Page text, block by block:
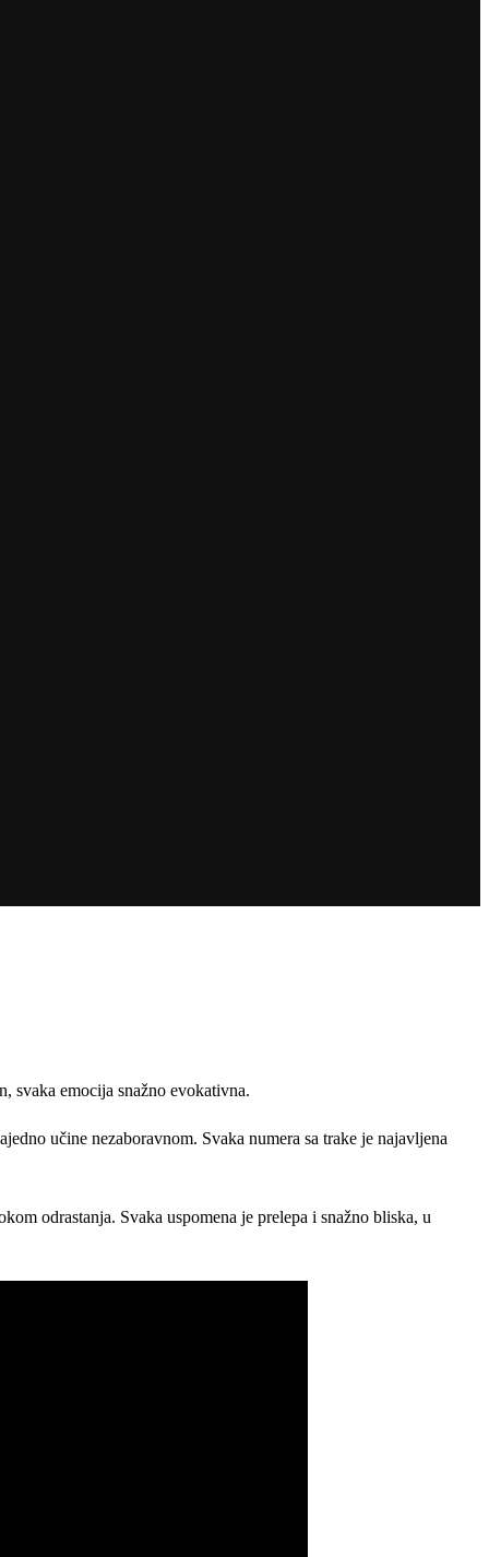
svaka emocija snažno evokativna.
učine nezaboravnom. Svaka numera sa trake je najavljena
odrastanja. Svaka uspomena je prelepa i snažno bliska, u